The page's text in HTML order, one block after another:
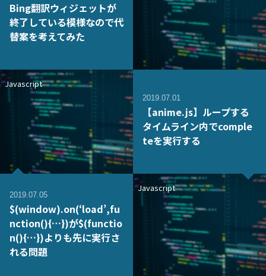
Bing翻訳ウィジェットが
終了している模様なので代
替案を考えてみた
Javascript
2019.07.05
$(window).on(‘load’,fu
nction(){…})が$(functio
n(){…})よりも先に実行さ
れる問題
Javascript
2019.07.01
【anime.js】ループする
タイムライン内でcomple
teを実行する